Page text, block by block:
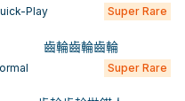
Play Super Rare
齒輪齒輪齒輪
Super Rare